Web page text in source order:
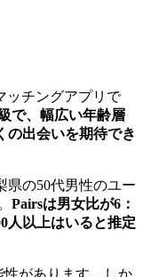
ッチングアプリで
で、幅広い年齢層
の出会いを期待でき
県の50代男性のユー
Pairsは男女比が6：
人以上はいると推定
があります。しか